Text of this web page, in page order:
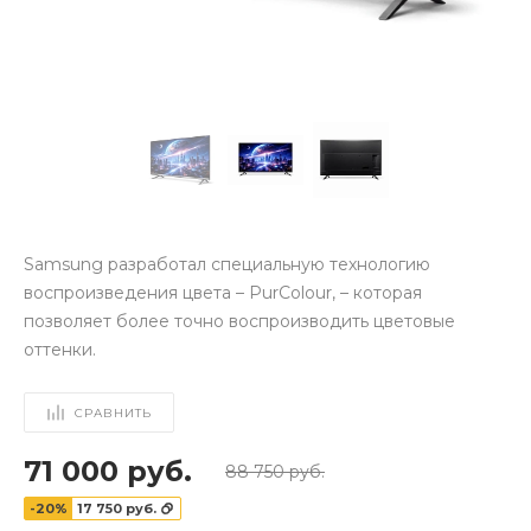
Samsung разработал специальную технологию
воспроизведения цвета – PurColour, – которая
позволяет более точно воспроизводить цветовые
оттенки.
СРАВНИТЬ
71 000 руб. 88 750 руб.
-20% 17 750 руб.